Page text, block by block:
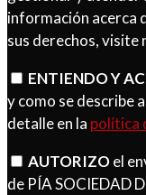
información acerca
sus derechos, visite
ENTIENDO Y
y como se describe
detalle en la política
AUTORIZOel
de PÍA SOCIEDAD